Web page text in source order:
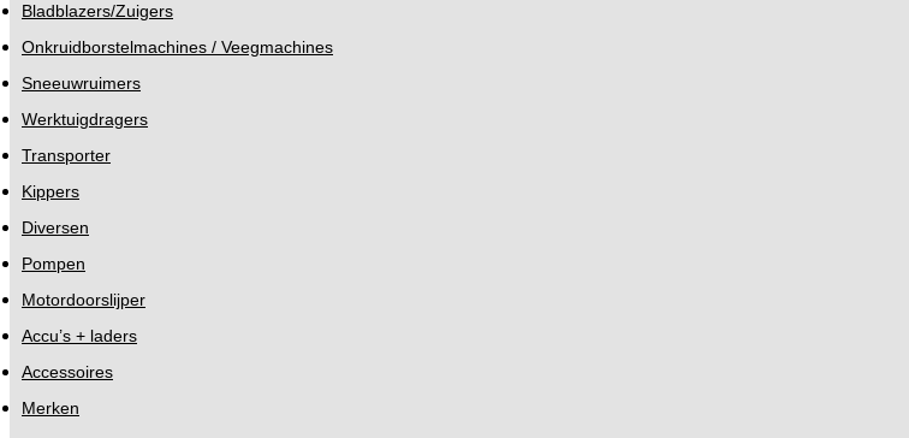
Bladblazers/Zuigers
Onkruidborstelmachines / Veegmachines
Sneeuwruimers
Werktuigdragers
Transporter
Kippers
Diversen
Pompen
Motordoorslijper
Accu’s + laders
Accessoires
Merken